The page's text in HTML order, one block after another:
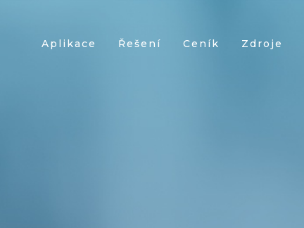
Aplikace Řešení Ceník Zdroje